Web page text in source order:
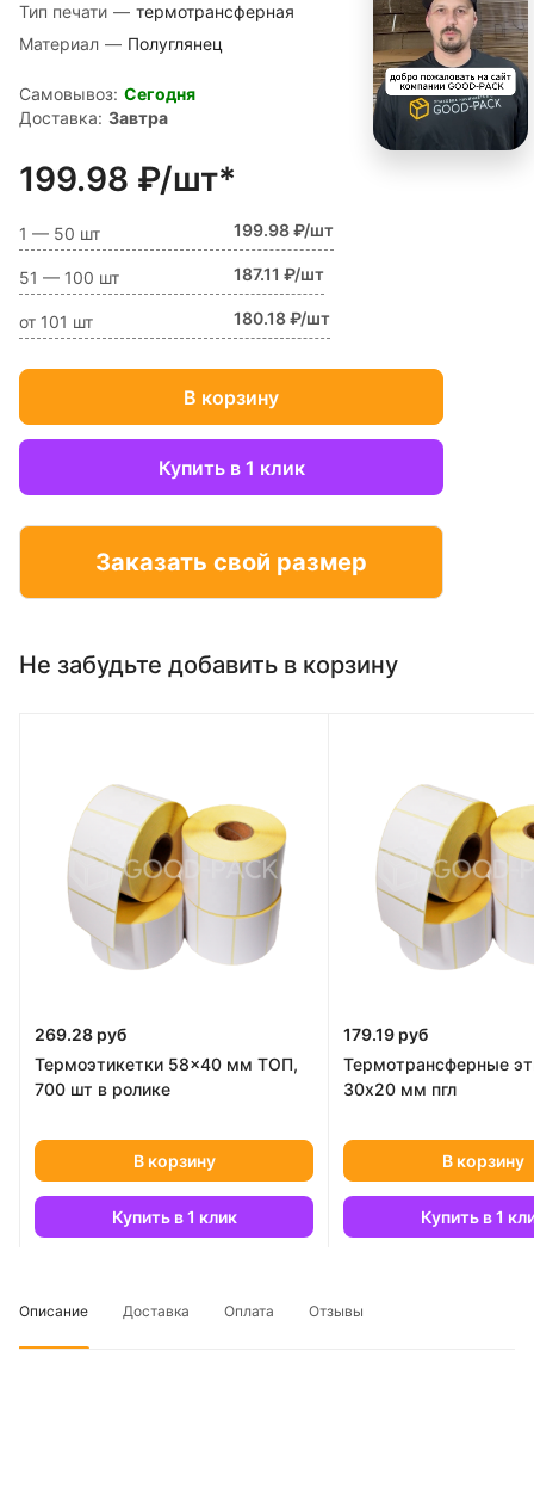
Тип печати — термотрансферная
Материал — Полуглянец
Самовывоз: Сегодня
Доставка: Завтра
199.98 ₽/шт*
1 — 50 шт 199.98 ₽/шт
51 — 100 шт 187.11 ₽/шт
от 101 шт 180.18 ₽/шт
В корзину
Купить в 1 клик
Заказать свой размер
Не забудьте добавить в корзину
269.28 руб
Термоэтикетки 58x40 мм ТОП,
700 шт в ролике
В корзину
Купить в 1 клик
179.19 руб
Термотрансферные
30х20 мм пгл
В корзину
Купить в 1
Описание Доставка Оплата Отзывы